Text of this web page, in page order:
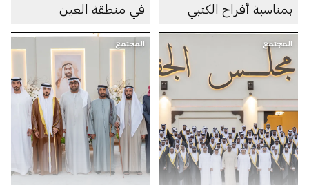
بمناسبة أفراح الكتبي
في منطقة العين
المجتمع المجتمع